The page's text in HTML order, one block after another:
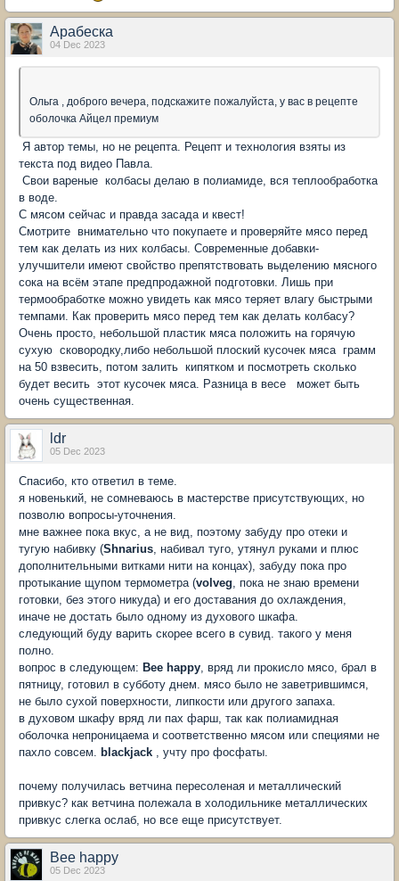
Арабеска
04 Dec 2023
Ольга , доброго вечера, подскажите пожалуйста, у вас в рецепте
оболочка Айцел премиум
Я автор темы, но не рецепта. Рецепт и технология взяты из
текста под видео Павла.
Свои вареные колбасы делаю в полиамиде, вся теплообработка
в воде.
С мясом сейчас и правда засада и квест!
Смотрите внимательно что покупаете и проверяйте мясо перед
тем как делать из них колбасы. Современные добавки-
улучшители имеют свойство препятствовать выделению мясного
сока на всём этапе предпродажной подготовки. Лишь при
термообработке можно увидеть как мясо теряет влагу быстрыми
темпами. Как проверить мясо перед тем как делать колбасу?
Очень просто, небольшой пластик мяса положить на горячую
сухую сковородку,либо небольшой плоский кусочек мяса грамм
на 50 взвесить, потом залить кипятком и посмотреть сколько
будет весить этот кусочек мяса. Разница в весе может быть
очень существенная.
ldr
05 Dec 2023
Спасибо, кто ответил в теме.
я новенький, не сомневаюсь в мастерстве присутствующих, но
позволю вопросы-уточнения.
мне важнее пока вкус, а не вид, поэтому забуду про отеки и
тугую набивку (Shnarius , набивал туго, утянул руками и плюс
дополнительными витками нити на концах), забуду пока про
протыкание щупом термометра (volveg , пока не знаю времени
готовки, без этого никуда) и его доставания до охлаждения,
иначе не достать было одному из духового шкафа.
следующий буду варить скорее всего в сувид. такого у меня
полно.
вопрос в следующем: Bee happy , вряд ли прокисло мясо, брал в
пятницу, готовил в субботу днем. мясо было не заветрившимся,
не было сухой поверхности, липкости или другого запаха.
в духовом шкафу вряд ли пах фарш, так как полиамидная
оболочка непроницаема и соответственно мясом или специями не
пахло совсем. blackjack , учту про фосфаты.
почему получилась ветчина пересоленая и металлический
привкус? как ветчина полежала в холодильнике металлических
привкус слегка ослаб, но все еще присутствует.
Bee happy
05 Dec 2023